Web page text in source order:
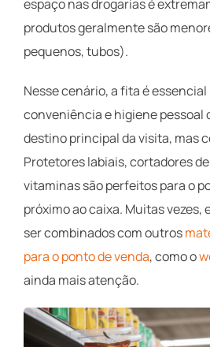
espaço nas drogarias é
produtos geralmente são
pequenos, tubos).
Nesse cenário, a fita é
conveniência e higiene pessoal
destino principal da visita, mas
Protetores labiais, cortadores
vitaminas são perfeitos para o
próximo ao caixa. Muitas vezes,
ser combinados com outros
para o ponto de venda, como o
ainda mais atenção.